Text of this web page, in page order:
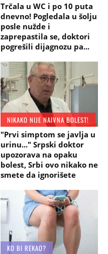
Trčala u WC i po 10 puta
dnevno! Pogledala u šolju
posle nužde i
zaprepastila se, doktori
pogrešili dijagnozu pa...
NIKAKO NIJE NAIVNA BOLEST!
"Prvi simptom se javlja u
urinu..." Srpski doktor
upozorava na opaku
bolest, Srbi ovo nikako ne
smete da ignorišete
KO BI REKAO?